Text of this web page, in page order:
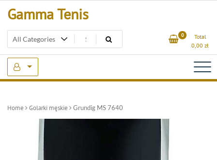
Gamma Tenis
0
Total
0,00 zł
Home Golarki męskie Grundig MS 7640